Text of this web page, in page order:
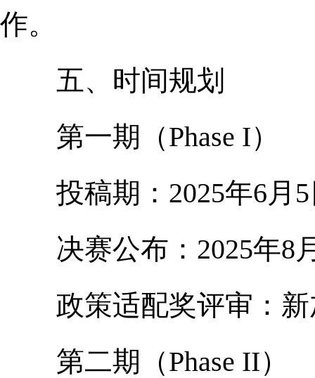
作。
五、时间规划
第一期（Phase I）
投稿期：2025年6月5
决赛公布：2025年8
政策适配奖评审：新
第二期（Phase II）